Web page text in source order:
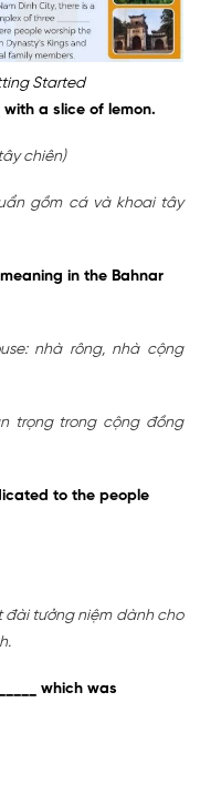
Started
with a slice of lemon.
chiên)
gồm cá và khoai tây
in the Bahnar
nhà rông, nhà cộng
trọng trong cộng đồng
to the people
đài tưởng niệm dành cho
which was